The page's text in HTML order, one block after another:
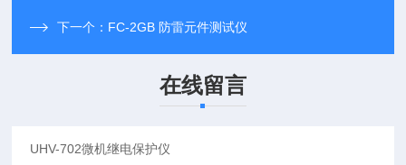
下一个： FC-2GB 防雷元件测试仪
在线留言